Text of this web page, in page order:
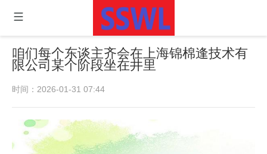
咱们每个东谈主齐会在上海锦棉逢技术有
限公司某个阶段坐在井里
时间：2026-01-31 07:44